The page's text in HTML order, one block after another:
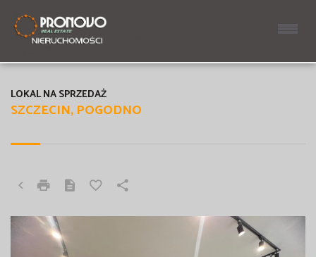
SZCZECIN, POGODNO
LOKAL NA SPRZEDAŻ